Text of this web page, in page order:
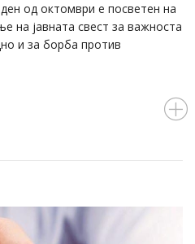
од октомври е посветен на
на јавната свест за важноста
и за борба против